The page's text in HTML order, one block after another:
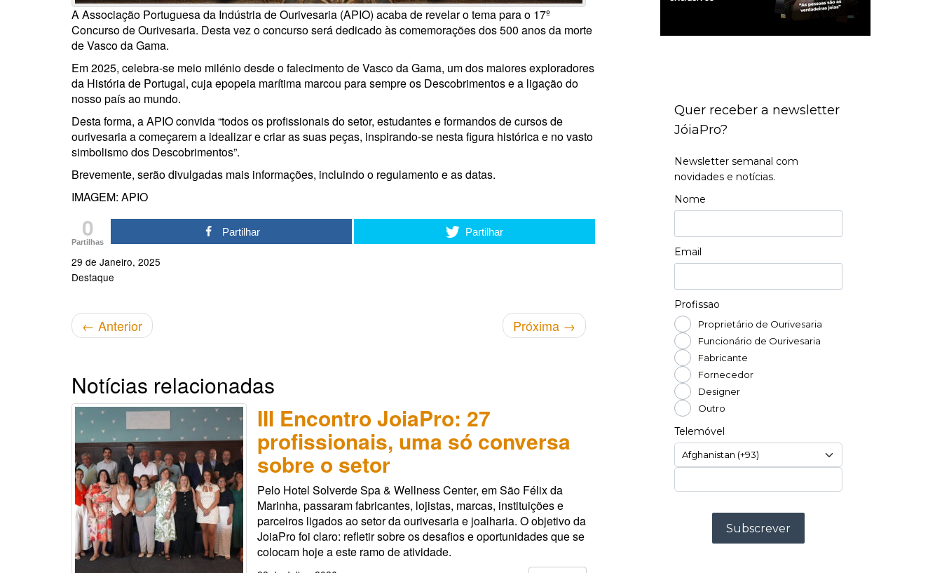
A Associação Portuguesa da Indústria de Ourivesaria (APIO) acaba de revelar o tema para o 17º
Concurso de Ourivesaria. Desta vez o concurso será dedicado às comemorações dos 500 anos da morte
de Vasco da Gama.
Em 2025, celebra-se meio milénio desde o falecimento de Vasco da Gama, um dos maiores exploradores
da História de Portugal, cuja epopeia marítima marcou para sempre os Descobrimentos e a ligação do
nosso país ao mundo.
Desta forma, a APIO convida “todos os profissionais do setor, estudantes e formandos de cursos de
ourivesaria a começarem a idealizar e criar as suas peças, inspirando-se nesta figura histórica e no vasto
simbolismo dos Descobrimentos”.
Brevemente, serão divulgadas mais informações, incluindo o regulamento e as datas.
IMAGEM: APIO
0
Partilhas
Partilhar Partilhar
29 de Janeiro, 2025
Destaque
← Anterior Próxima →
Notícias relacionadas
III Encontro JoiaPro: 27
profissionais, uma só conversa
sobre o setor
Pelo Hotel Solverde Spa & Wellness Center, em São Félix da
Marinha, passaram fabricantes, lojistas, marcas, instituições e
parceiros ligados ao setor da ourivesaria e joalharia. O objetivo da
JoiaPro foi claro: refletir sobre os desafios e oportunidades que se
colocam hoje a este ramo de atividade.